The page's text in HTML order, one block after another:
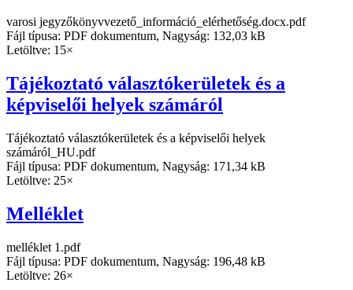
varosi jegyzőkönyvvezető_információ_elérhetőség.docx.pdf
Fájl típusa: PDF dokumentum, Nagyság: 132,03 kB
Letöltve: 15×
Tájékoztató választókerületek és a
képviselői helyek számáról
Tájékoztató választókerületek és a képviselői helyek
számáról_HU.pdf
Fájl típusa: PDF dokumentum, Nagyság: 171,34 kB
Letöltve: 25×
Melléklet
melléklet 1.pdf
Fájl típusa: PDF dokumentum, Nagyság: 196,48 kB
Letöltve: 26×